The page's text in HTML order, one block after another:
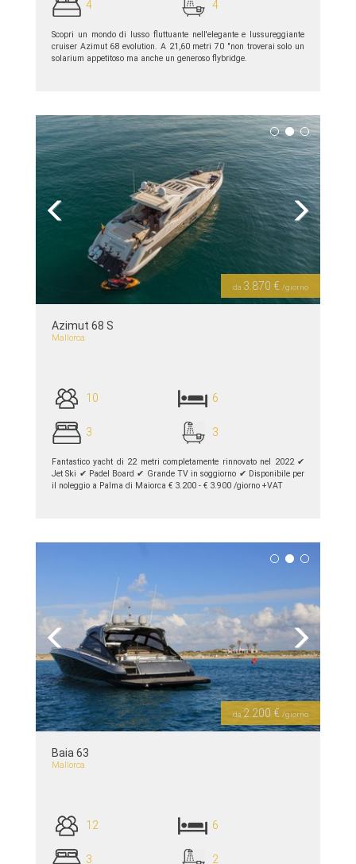
4 4
Scopri un mondo di lusso fluttuante nell'elegante e lussureggiante
cruiser Azimut 68 evolution. A 21,60 metri 70 "non troverai solo un
solarium appetitoso ma anche un generoso flybridge.
piú dettagli >>
Next
da 3.870 € /giorno
Azimut 68 S
Mallorca
10 6
3 3
Fantastico yacht di 22 metri completamente rinnovato nel 2022 ✔︎
Jet Ski ✔︎ Padel Board ✔︎ Grande TV in soggiorno ✔︎ Disponibile per
il noleggio a Palma di Maiorca € 3.200 - € 3.900 /giorno +VAT
Previous Next
da 2.200 € /giorno
Baia 63
Mallorca
12 6
3 2